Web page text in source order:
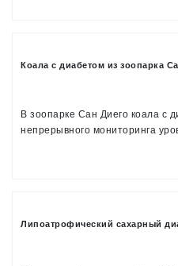
Коала с диабетом из зоопарка
В зоопарке Сан Диего коала с
непрерывного мониторинга
Липоатрофический сахарный